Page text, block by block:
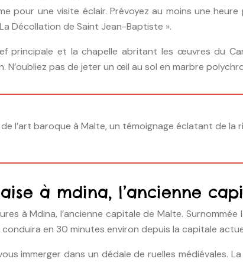
pour une visite éclair. Prévoyez au moins une
Décollation de Saint Jean-Baptiste ».
et la chapelle abritant les œuvres du
pas de jeter un œil au sol en marbre
l’art baroque à Malte, un témoignage éclatant de la
à mdina, l’ancienne
à Mdina, l’ancienne capitale de Malte.
en 30 minutes environ depuis la capitale
immerger dans un dédale de ruelles médiévales. La